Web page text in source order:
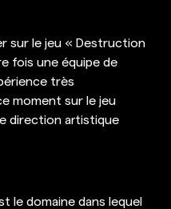
sur le jeu « Destruction
fois une équipe de
très
moment sur le jeu
direction artistique
le domaine dans lequel